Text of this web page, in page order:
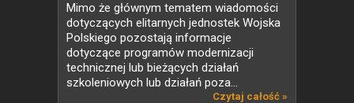
Mimo że głównym tematem wiadomości
dotyczących elitarnych jednostek Wojska
Polskiego pozostają informacje
dotyczące programów modernizacji
technicznej lub bieżących działań
szkoleniowych lub działań poza...
Czytaj całość »